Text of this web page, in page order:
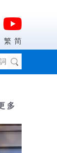
繁 简
多